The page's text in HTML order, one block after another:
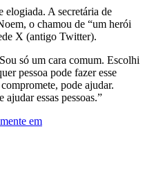
elogiada. A secretária de
o chamou de “um herói
X (antigo Twitter).
só um cara comum. Escolhi
pessoa pode fazer esse
pode ajudar.
essas pessoas.”
em